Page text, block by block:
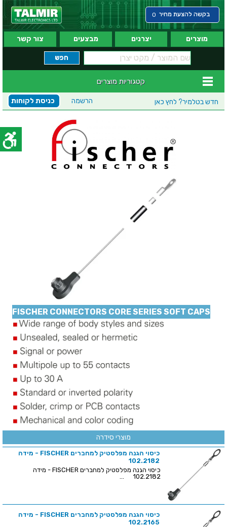
בקשה להצעת מחיר 0
מוצרים יצרנים מבצעים צור קשר
קטגוריות מוצרים
חדש בטלמיר? לחץ כאן כניסת לקוחות הרשמה
FISCHER CONNECTORS CORE SERIES SOFT CAPS
מוצרי סידרה
כיסוי הגנה מפלסטיק למחברים FISCHER - מידה
102.2182
כיסוי הגנה מפלסטיק למחברים FISCHER - מידה
102.2182 ...
כיסוי הגנה מפלסטיק למחברים FISCHER - מידה
102.2165